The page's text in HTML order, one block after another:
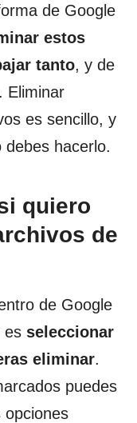
de Google
estos
tanto, y de
Eliminar
es sencillo, y
hacerlo.
quiero
de
de Google
es seleccionar
eliminar.
puedes
opciones